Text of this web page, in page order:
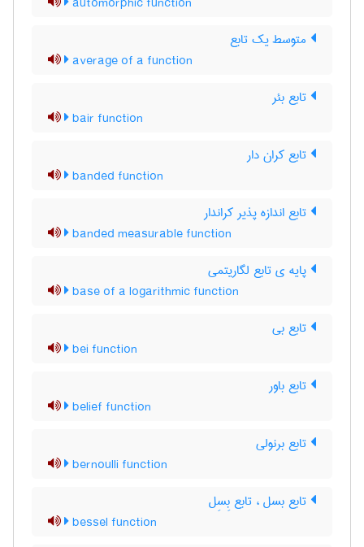
متوسط یک تابع
average of a function
تابع بئر
bair function
تابع کران دار
banded function
تابع اندازه پذیر کراندار
banded measurable function
پایه ی تابع لگاریتمی
base of a logarithmic function
تابع بی
bei function
تابع باور
belief function
تابع برنولی
bernoulli function
تابع بسل ، تابع بِسِل
bessel function